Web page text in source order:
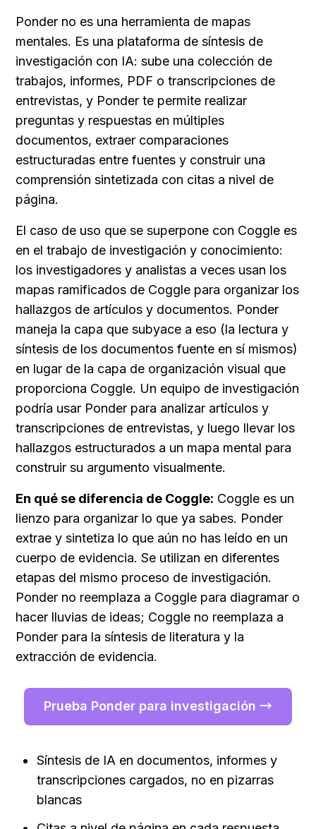
Ponder no es una herramienta de mapas
mentales. Es una plataforma de síntesis de
investigación con IA: sube una colección de
trabajos, informes, PDF o transcripciones de
entrevistas, y Ponder te permite realizar
preguntas y respuestas en múltiples
documentos, extraer comparaciones
estructuradas entre fuentes y construir una
comprensión sintetizada con citas a nivel de
página.
El caso de uso que se superpone con Coggle es
en el trabajo de investigación y conocimiento:
los investigadores y analistas a veces usan los
mapas ramificados de Coggle para organizar los
hallazgos de artículos y documentos. Ponder
maneja la capa que subyace a eso (la lectura y
síntesis de los documentos fuente en sí mismos)
en lugar de la capa de organización visual que
proporciona Coggle. Un equipo de investigación
podría usar Ponder para analizar artículos y
transcripciones de entrevistas, y luego llevar los
hallazgos estructurados a un mapa mental para
construir su argumento visualmente.
En qué se diferencia de Coggle: Coggle es un
lienzo para organizar lo que ya sabes. Ponder
extrae y sintetiza lo que aún no has leído en un
cuerpo de evidencia. Se utilizan en diferentes
etapas del mismo proceso de investigación.
Ponder no reemplaza a Coggle para diagramar o
hacer lluvias de ideas; Coggle no reemplaza a
Ponder para la síntesis de literatura y la
extracción de evidencia.
Prueba Ponder para investigación →
Síntesis de IA en documentos, informes y
transcripciones cargados, no en pizarras
blancas